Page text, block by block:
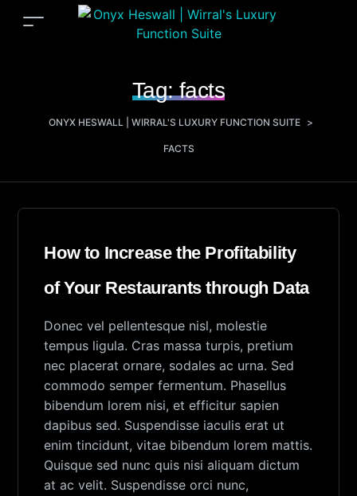
Tag:facts
ONYX HESWALL | WIRRAL'S LUXURY FUNCTION SUITE >
FACTS
How to Increase the Profitability
of Your Restaurants through Data
Donec vel pellentesque nisl, molestie
tempus ligula. Cras massa turpis, pretium
nec placerat ornare, sodales ac urna. Sed
commodo semper fermentum. Phasellus
bibendum lorem nisi, et efficitur sapien
dapibus sed. Suspendisse iaculis erat ut
enim tincidunt, vitae bibendum lorem mattis.
Quisque sed nunc quis nisi aliquam dictum
at ac velit. Suspendisse orci nunc,